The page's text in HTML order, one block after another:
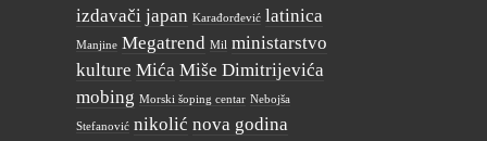
izdavači japan Karađorđević latinica
Manjine Megatrend Mil ministarstvo
kulture Mića Miše Dimitrijevića
mobing Morski šoping centar Nebojša
Stefanović nikolić nova godina